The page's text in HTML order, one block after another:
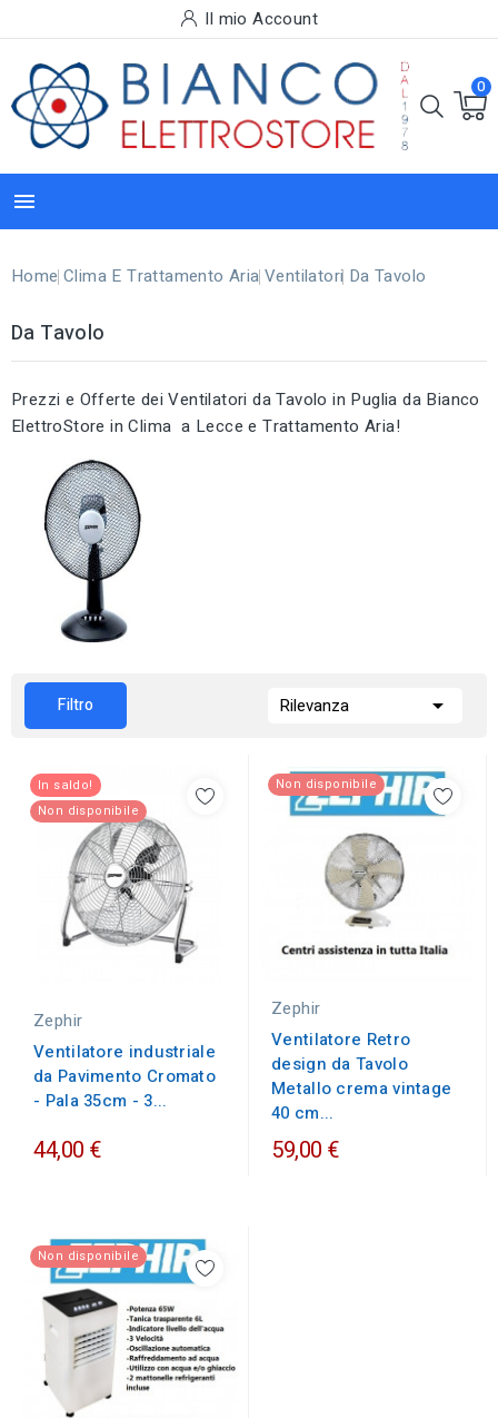
Il mio Account
0

Home Clima E Trattamento Aria Ventilatori Da Tavolo
Da Tavolo
Prezzi e Offerte dei Ventilatori da Tavolo in Puglia da Bianco
ElettroStore in Clima a Lecce e Trattamento Aria!
Filtro Rilevanza 
In saldo!
Non disponibile
Zephir
Ventilatore industriale
da Pavimento Cromato
- Pala 35cm - 3...
44,00 €
Non disponibile
Zephir
Ventilatore Retro
design da Tavolo
Metallo crema vintage
40 cm...
59,00 €
Non disponibile